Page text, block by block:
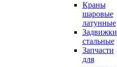
Краны
шаровые
латунные
Задвижки
стальные
Запчасти
для